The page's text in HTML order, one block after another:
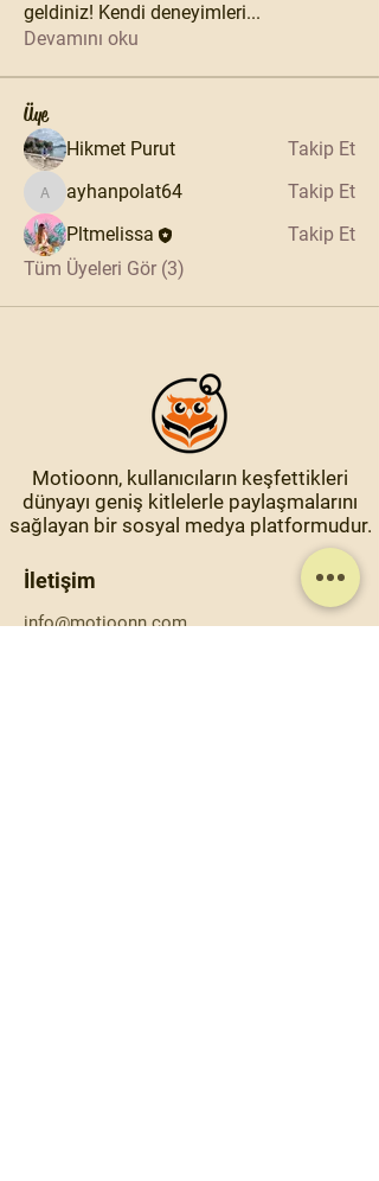
geldiniz! Kendi deneyimleri...
Devamını oku
Üye
Hikmet Purut Takip Et
ayhanpolat64
ayhanpolat64
Takip Et
Pltmelissa
Takip Et
Tüm Üyeleri Gör (3)
Motioonn, kullanıcıların keşfettikleri
dünyayı geniş kitlelerle paylaşmalarını
sağlayan bir sosyal medya platformudur.
İletişim
info@motioonn.com